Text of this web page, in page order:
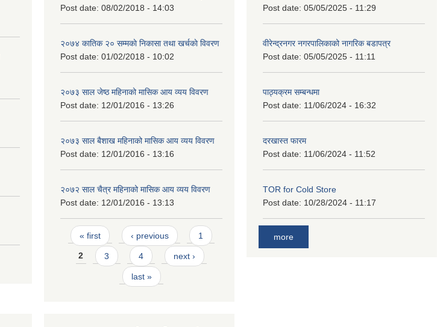
Post date: 08/02/2018 - 14:03
२०७४ कातिक २० सम्मकाे निकासा तथा खर्चकाे विवरण
Post date: 01/02/2018 - 10:02
२०७३ साल जेष्ठ महिनाको मासिक आय व्यय विवरण
Post date: 12/01/2016 - 13:26
२०७३ साल बैशाख महिनाको मासिक आय व्यय विवरण
Post date: 12/01/2016 - 13:16
२०७२ साल चैत्र महिनाको मासिक आय व्यय विवरण
Post date: 12/01/2016 - 13:13
Pages
« first ‹ previous 1
2 3 4 next ›
last »
Post date: 05/05/2025 - 11:29
वीरेन्द्रनगर नगरपालिकाको नागरिक बडापत्र
Post date: 05/05/2025 - 11:11
पाठ्यक्रम सम्बन्धमा
Post date: 11/06/2024 - 16:32
दरखास्त फारम
Post date: 11/06/2024 - 11:52
TOR for Cold Store
Post date: 10/28/2024 - 11:17
more